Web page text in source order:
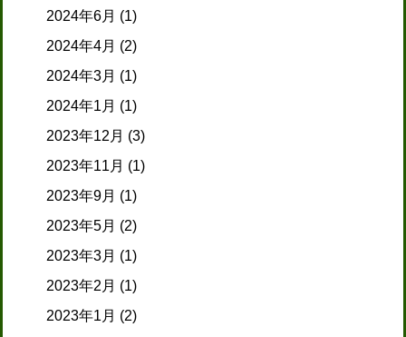
2024年6月 (1)
2024年4月 (2)
2024年3月 (1)
2024年1月 (1)
2023年12月 (3)
2023年11月 (1)
2023年9月 (1)
2023年5月 (2)
2023年3月 (1)
2023年2月 (1)
2023年1月 (2)